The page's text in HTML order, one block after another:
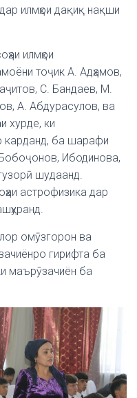
илмҳои дақиқ нақши
илмҳои
тоҷик А. Адҳамов,
С. Бандаев, М.
А. Абдурасулов, ва
хурде, ки
карданд, ба шарафи
Ибодинова,
шудаанд.
астрофизика дар
омӯзгорон ва
гирифта ба
маърӯзачиён ба